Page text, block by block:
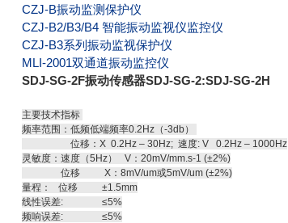
CZJ-B振动监测保护仪
CZJ-B2/B3/B4 智能振动监视仪监控仪
CZJ-B3系列振动监视保护仪
MLI-2001双通道振动监控仪
SDJ-SG-2F振动传感器SDJ-SG-2:SDJ-SG-2H
主要技术指标
频率范围：低频低端频率0.2Hz（-3db）
位移：X 0.2Hz – 30Hz; 速度: V 0.2Hz – 1000Hz
灵敏度：速度（5Hz） V：20mV/mm.s-1 (±2%)
位移 X：8mV/um或5mV/um (±2%)
量程： 位移 ±1.5mm
线性误差: ≤5%
频响误差: ≤5%